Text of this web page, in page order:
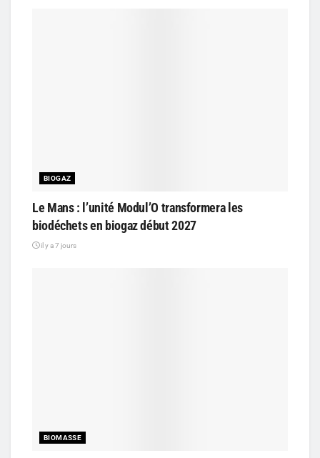
BIOGAZ
Le Mans : l’unité Modul’O transformera les
biodéchets en biogaz début 2027
il y a 7 jours
BIOMASSE